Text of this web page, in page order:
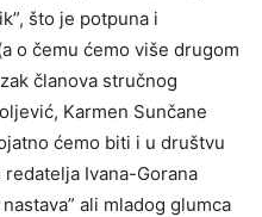
što je potpuna i
o čemu ćemo više drugom
članova stručnog
Karmen Sunčane
ćemo biti i u društvu
Ivana-Gorana
ali mladog glumca